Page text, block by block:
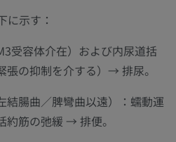
に示す：
受容体介在）および内尿道括
張の抑制を介する）→ 排尿。
結腸曲／脾彎曲以遠）：蠕動運
約筋の弛緩 → 排便。